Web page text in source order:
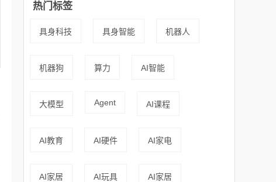
热门标签
具身科技 具身智能 机器人
机器狗 算力 AI智能
大模型 Agent AI课程
AI教育 AI硬件 AI家电
AI家居 AI玩具 AI家居